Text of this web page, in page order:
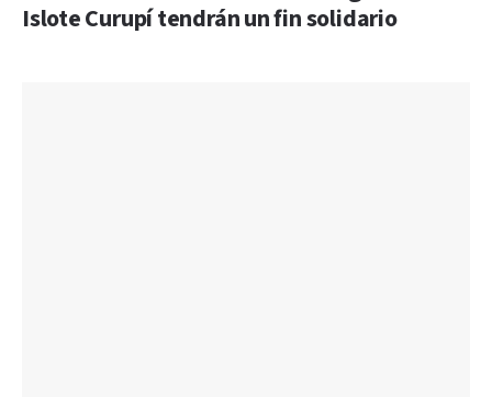
Islote Curupí tendrán un fin solidario